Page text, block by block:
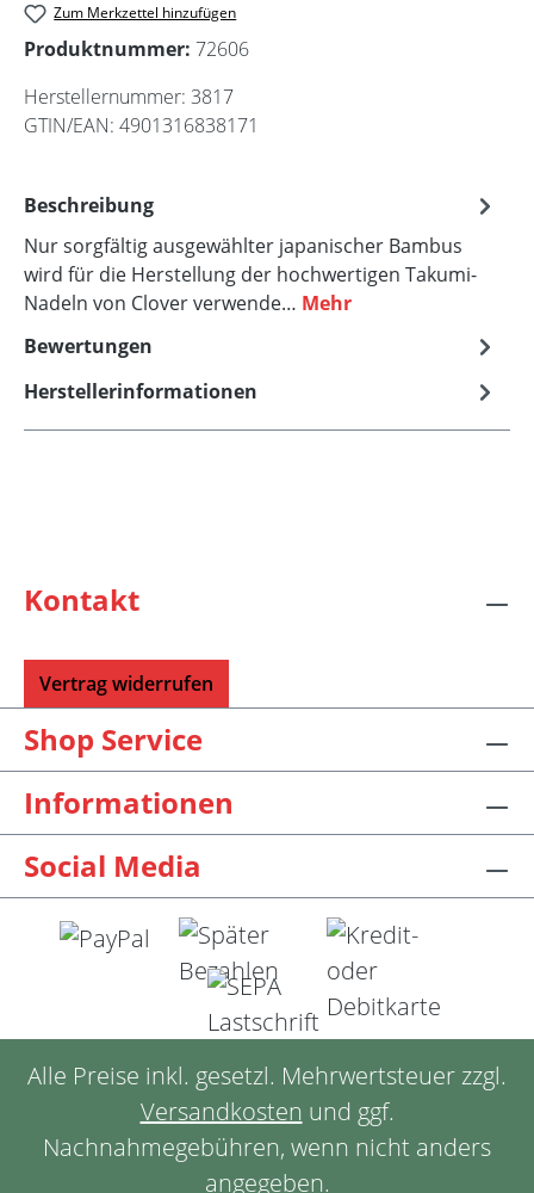
Zum Merkzettel hinzufügen
Produktnummer: 72606
Herstellernummer: 3817
GTIN/EAN: 4901316838171
Beschreibung
Nur sorgfältig ausgewählter japanischer Bambus
wird für die Herstellung der hochwertigen Takumi-
Nadeln von Clover verwende… Mehr
Bewertungen
Herstellerinformationen
Kontakt
Vertrag widerrufen
Shop Service
Informationen
Social Media
Alle Preise inkl. gesetzl. Mehrwertsteuer zzgl.
Versandkosten und ggf.
Nachnahmegebühren, wenn nicht anders
angegeben.